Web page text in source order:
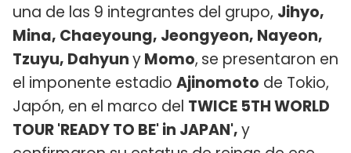
una de las 9 integrantes del grupo, Jihyo,
Mina, Chaeyoung, Jeongyeon, Nayeon,
Tzuyu, DahyunyMomo, se presentaron en
el imponente estadio Ajinomoto de Tokio,
Japón, en el marco del TWICE 5TH WORLD
TOUR 'READY TO BE' in JAPAN',y